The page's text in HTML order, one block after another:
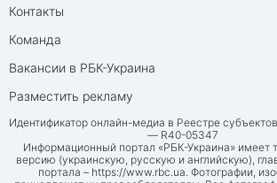
Контакты
Команда
Вакансии в РБК-Украина
Разместить рекламу
Идентификатор онлайн-медиа в Реестре
— R40-05347
Информационный портал «РБК-Украина» имеет
версию (украинскую, русскую и английскую),
портала – https://www.rbc.ua. Фотографии,